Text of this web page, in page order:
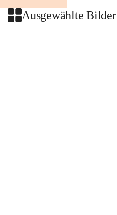
Ausgewählte Bilder